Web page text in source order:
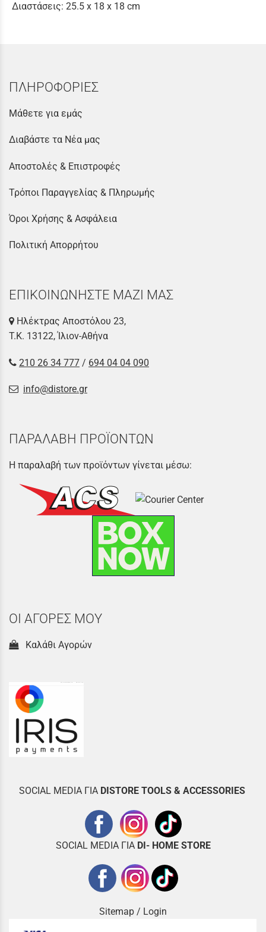
Διαστάσεις: 25.5 x 18 x 18 cm
ΠΛΗΡΟΦΟΡΙΕΣ
Μάθετε για εμάς
Διαβάστε τα Νέα μας
Αποστολές & Επιστροφές
Τρόποι Παραγγελίας & Πληρωμής
Όροι Χρήσης & Ασφάλεια
Πολιτική Απορρήτου
ΕΠΙΚΟΙΝΩΝΗΣΤΕ ΜΑΖΙ ΜΑΣ
Ηλέκτρας Αποστόλου 23,
Τ.Κ. 13122, Ίλιον-Αθήνα
210 26 34 777 / 694 04 04 090
info@distore.gr
ΠΑΡΑΛΑΒΗ ΠΡΟΪΟΝΤΩΝ
Η παραλαβή των προϊόντων γίνεται μέσω:
ΟΙ ΑΓΟΡΕΣ ΜΟΥ
Καλάθι Αγορών
SOCIAL MEDIA ΓΙΑ DISTORE TOOLS & ACCESSORIES
SOCIAL MEDIA ΓΙΑ DI- HOME STORE
Sitemap / Login